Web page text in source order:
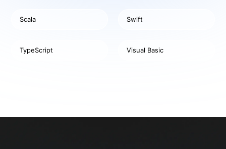
Scala Swift
TypeScript Visual Basic